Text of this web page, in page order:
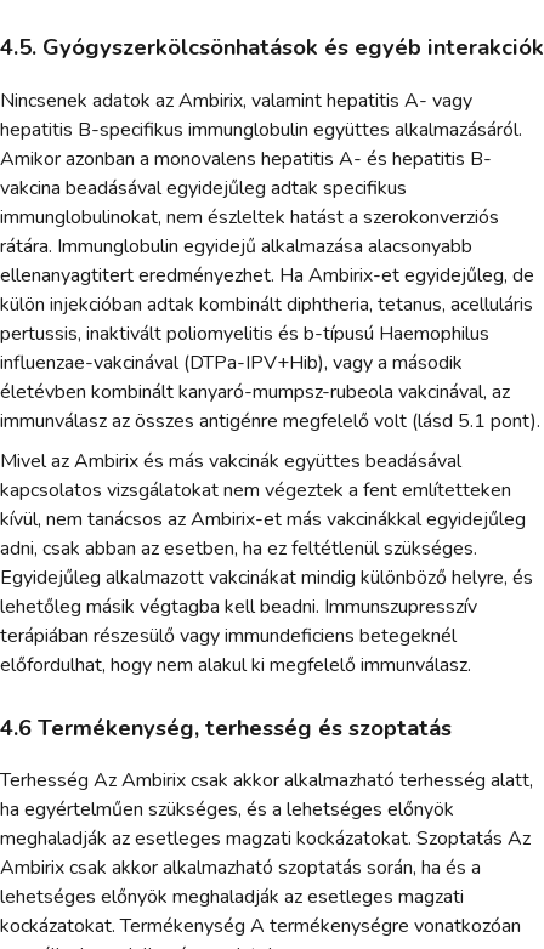
4.5. Gyógyszerkölcsönhatások és egyéb interakciók
Nincsenek adatok az Ambirix, valamint hepatitis A- vagy
hepatitis B-specifikus immunglobulin együttes alkalmazásáról.
Amikor azonban a monovalens hepatitis A- és hepatitis B-
vakcina beadásával egyidejűleg adtak specifikus
immunglobulinokat, nem észleltek hatást a szerokonverziós
rátára. Immunglobulin egyidejű alkalmazása alacsonyabb
ellenanyagtitert eredményezhet. Ha Ambirix-et egyidejűleg, de
külön injekcióban adtak kombinált diphtheria, tetanus, acelluláris
pertussis, inaktivált poliomyelitis és b-típusú Haemophilus
influenzae-vakcinával (DTPa-IPV+Hib), vagy a második
életévben kombinált kanyaró-mumpsz-rubeola vakcinával, az
immunválasz az összes antigénre megfelelő volt (lásd 5.1 pont).
Mivel az Ambirix és más vakcinák együttes beadásával
kapcsolatos vizsgálatokat nem végeztek a fent említetteken
kívül, nem tanácsos az Ambirix-et más vakcinákkal egyidejűleg
adni, csak abban az esetben, ha ez feltétlenül szükséges.
Egyidejűleg alkalmazott vakcinákat mindig különböző helyre, és
lehetőleg másik végtagba kell beadni. Immunszupresszív
terápiában részesülő vagy immundeficiens betegeknél
előfordulhat, hogy nem alakul ki megfelelő immunválasz.
4.6 Termékenység, terhesség és szoptatás
Terhesség Az Ambirix csak akkor alkalmazható terhesség alatt,
ha egyértelműen szükséges, és a lehetséges előnyök
meghaladják az esetleges magzati kockázatokat. Szoptatás Az
Ambirix csak akkor alkalmazható szoptatás során, ha és a
lehetséges előnyök meghaladják az esetleges magzati
kockázatokat. Termékenység A termékenységre vonatkozóan